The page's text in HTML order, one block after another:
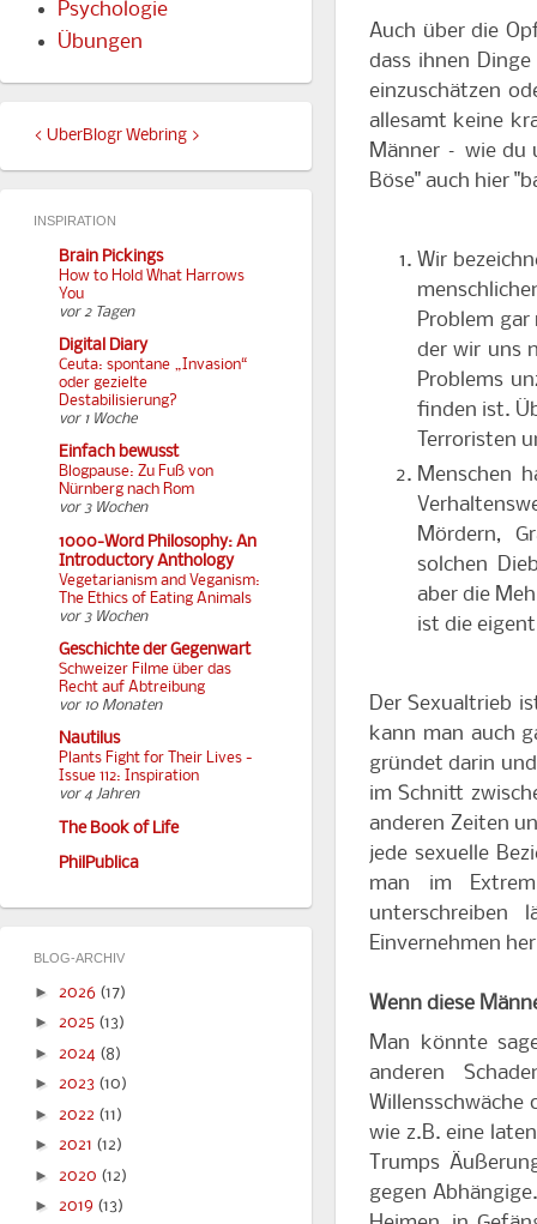
Auch über die
dass ihnen
einzuschätzen
allesamt keine
Männer – wie du
Böse" auch hier
Wir
Problem
der wir uns
Problems
finden ist.
Terroristen
Menschen
Mördern,
solchen
aber die
ist die
Der Sexualtrieb
kann man auch
gründet darin
im Schnitt
anderen Zeiten
jede sexuelle
man im
unterschreiben
Einvernehmen
Wenn diese
Man könnte
anderen
wie z.B. eine
Trumps
gegen
Psychologie
Übungen
< UberBlogr Webring >
INSPIRATION
Brain Pickings
How to Hold What Harrows
You
vor 2 Tagen
Digital Diary
Ceuta: spontane „Invasion“
oder gezielte
Destabilisierung?
vor 1 Woche
Einfach bewusst
Blogpause: Zu Fuß von
Nürnberg nach Rom
vor 3 Wochen
1000-Word Philosophy: An
Introductory Anthology
Vegetarianism and Veganism:
The Ethics of Eating Animals
vor 3 Wochen
Geschichte der Gegenwart
Schweizer Filme über das
Recht auf Abtreibung
vor 10 Monaten
Nautilus
Plants Fight for Their Lives -
Issue 112: Inspiration
vor 4 Jahren
The Book of Life
PhilPublica
BLOG-ARCHIV
► 2026 (17)
► 2025 (13)
► 2024 (8)
► 2023 (10)
► 2022 (11)
► 2021 (12)
► 2020 (12)
► 2019 (13)